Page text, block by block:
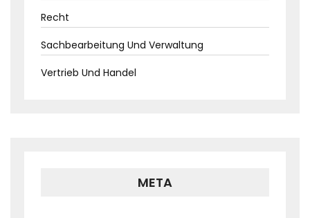
Recht
Sachbearbeitung Und Verwaltung
Vertrieb Und Handel
META